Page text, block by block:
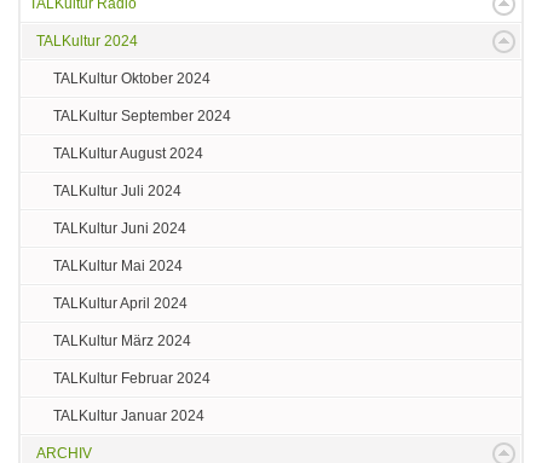
TALKultur 2024
TALKultur Oktober 2024
TALKultur September 2024
TALKultur August 2024
TALKultur Juli 2024
TALKultur Juni 2024
TALKultur Mai 2024
TALKultur April 2024
TALKultur März 2024
TALKultur Februar 2024
TALKultur Januar 2024
ARCHIV